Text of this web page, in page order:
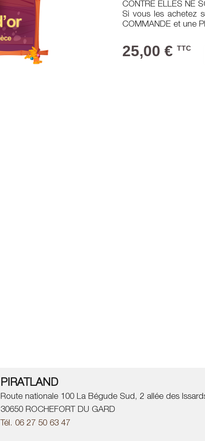
CONTRE ELLES NE
Si vous les achetez
COMMANDE et une
25,00 € TTC
PIRATLAND
Route nationale 100 La Bégude Sud, 2 allée des
30650 ROCHEFORT DU GARD
Tél. 06 27 50 63 47